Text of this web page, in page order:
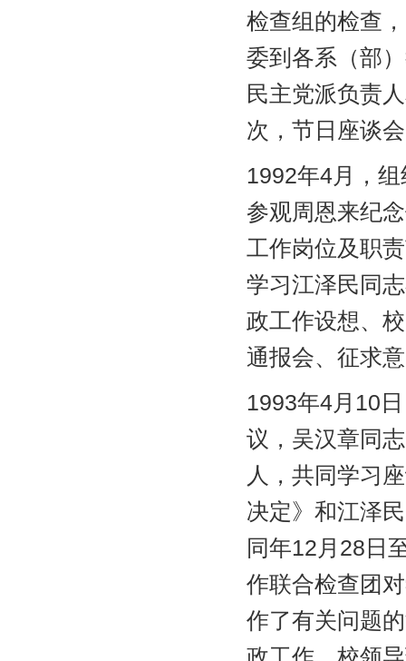
检查组的检查
委到各系（部
民主党派负责
次，节日座谈
1992年4月，
参观周恩来纪
工作岗位及职
学习江泽民同
政工作设想、
通报会、征求
1993年4月10
议，吴汉章同
人，共同学习
决定》和江泽
同年12月28日
作联合检查团
作了有关问题